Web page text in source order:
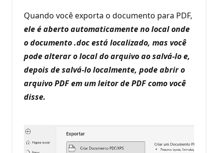
Quando você exporta o documento para PDF,
ele é aberto automaticamente no local onde
o documento .doc está localizado, mas você
pode alterar o local do arquivo ao salvá-lo e,
depois de salvá-lo localmente, pode abrir o
arquivo PDF em um leitor de PDF como você
disse.